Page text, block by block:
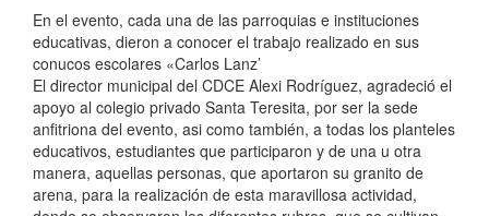
En el evento, cada una de las parroquias e instituciones
educativas, dieron a conocer el trabajo realizado en sus
conucos escolares «Carlos Lanz’
El director municipal del CDCE Alexi Rodríguez, agradeció el
apoyo al colegio privado Santa Teresita, por ser la sede
anfitriona del evento, asi como también, a todas los planteles
educativos, estudiantes que participaron y de una u otra
manera, aquellas personas, que aportaron su granito de
arena, para la realización de esta maravillosa actividad,